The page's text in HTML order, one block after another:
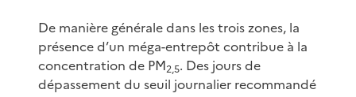
De manière générale dans les trois zones, la
présence d’un méga-entrepôt contribue à la
concentration de PM2,5. Des jours de
dépassement du seuil journalier recommandé